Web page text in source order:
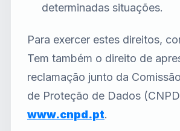
determinadas situações.
Para exercer estes direitos,
Tem também o direito de
reclamação junto da
de Proteção de Dados
www.cnpd.pt.